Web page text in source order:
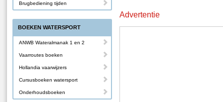
Advertentie
Brugbediening tijden
BOEKEN WATERSPORT
ANWB Wateralmanak 1 en 2
Vaarroutes boeken
Hollandia vaarwijzers
Cursusboeken watersport
Onderhoudsboeken